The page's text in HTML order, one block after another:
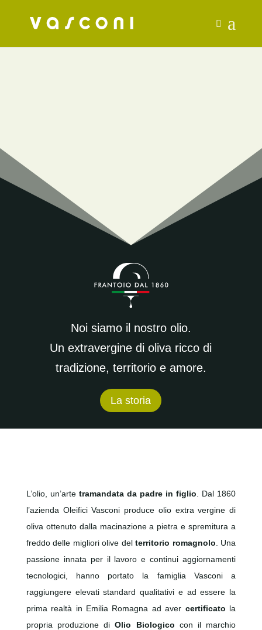
Noi siamo il nostro olio.
Un extravergine di oliva riccodi
tradizione, territorio e amore.
La storia
L’olio, un’arte tramandata da padre in figlio. Dal 1860
l’azienda Oleifici Vasconi produce olio extra vergine di
oliva ottenuto dalla macinazione a pietra e spremitura a
freddo delle migliori olive delterritorio romagnolo. Una
passione innata per il lavoro e continui aggiornamenti
tecnologici, hanno portato la famiglia Vasconi a
raggiungere elevati standard qualitativi e ad essere la
prima realtà in Emilia Romagna ad aver certificato la
propria produzione diOlio Biologico con il marchio